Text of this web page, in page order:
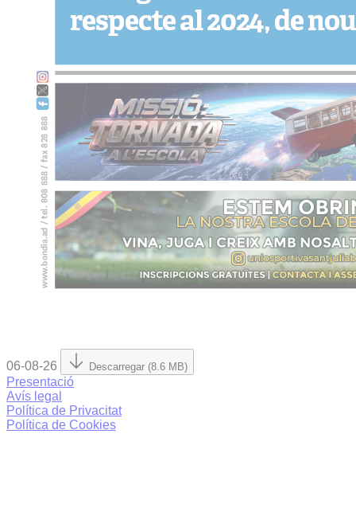
06-08-26 Descarregar (8.6 MB)
Presentació
Avís legal
Política de Privacitat
Política de Cookies